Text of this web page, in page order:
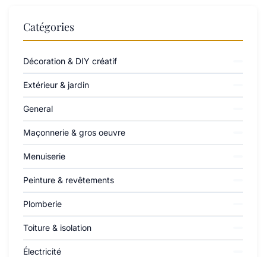
Catégories
Décoration & DIY créatif
Extérieur & jardin
General
Maçonnerie & gros oeuvre
Menuiserie
Peinture & revêtements
Plomberie
Toiture & isolation
Électricité